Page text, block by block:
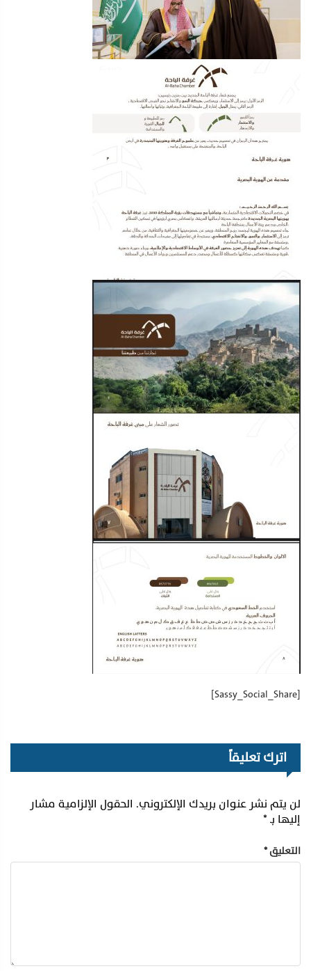
[Sassy_Social_Share]
اترك تعليقاً
لن يتم نشر عنوان بريدك الإلكتروني. الحقول الإلزامية مشار
إليها بـ*
التعليق*